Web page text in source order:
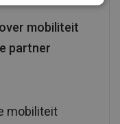
mobiliteit
partner
mobiliteit